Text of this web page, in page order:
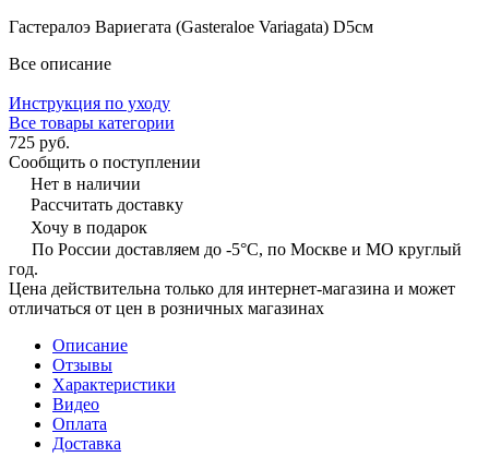
Гастералоэ Вариегата (Gasteraloe Variagata) D5см
Все описание
Инструкция по уходу
Все товары категории
725 руб.
Сообщить о поступлении
Нет в наличии
Рассчитать доставку
Хочу в подарок
По России доставляем до -5°C, по Москве и МО круглый
год.
Цена действительна только для интернет-магазина и может
отличаться от цен в розничных магазинах
Описание
Отзывы
Характеристики
Видео
Оплата
Доставка